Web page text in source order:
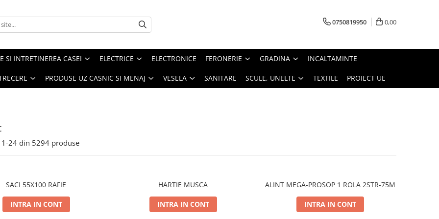
0750819950 0,00
SI INTRETINEREA CASEI ELECTRICE ELECTRONICE FERONERIE GRADINA INCALTAMINTE
PRODUSE UZ CASNIC SI MENAJ VESELA SANITARE SCULE, UNELTE TEXTILE PROIECT UE
1-24 din 5294 produse
SACI 55X100 RAFIE
INTRA IN CONT
HARTIE MUSCA
INTRA IN CONT
ALINT MEGA-PROSOP 1 ROLA 2STR-75M
INTRA IN CONT